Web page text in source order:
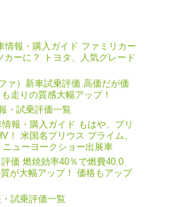
情報・購入ガイド ファミリカー
ーに？ トヨタ、人気グレード
ァ）新車試乗評価 高価だが価
走りの質感大幅アップ！
・試乗評価一覧
報・購入ガイド もはや、プリ
！ 米国名プリウス プライム、
ューヨークショー出展車
価 燃焼効率40％で燃費40.0
が大幅アップ！ 価格もアップ
試乗評価一覧